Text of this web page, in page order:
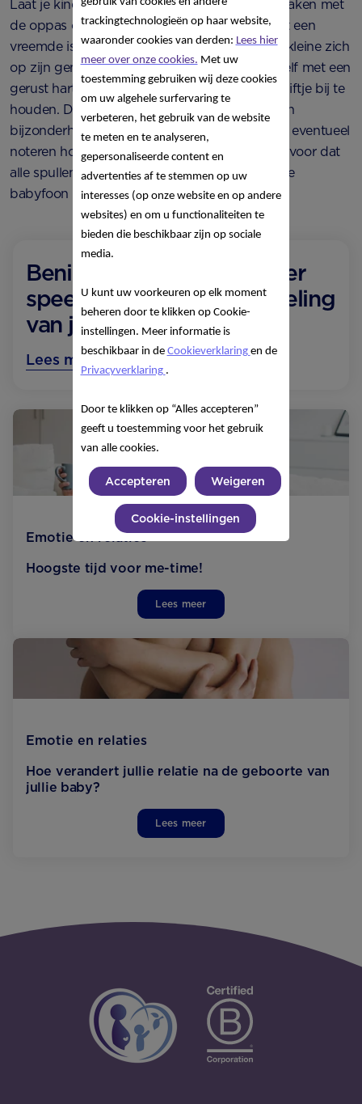
Laat je kindje van tevoren een keertje kennismaken met
de oppas om te zien of het klikt. Vooral als het een
vreemde is voor je baby’tje. Als je weet dat je kleine zich
op zijn gemak voelt bij de babysitter, kun je zelf met een
gerust hart vertrekken. Het is slim om een schriftje bij te
houden. Daarin kun je belangrijke afspraken en
bijzonderheden opschrijven. En de oppas kan eventueel
noteren hoe het oppassen is verlopen. Zorg ervoor dat
alle spullen voor de oppas klaarstaan en dat de
babyfoon goed werkt.
Benieuwd wat er nog meer
speelt tijdens de ontwikkeling
van je baby?
Lees meer over 3,5 maand
Emotie en relaties
Hoogste tijd voor me-time!
Lees meer
Emotie en relaties
Hoe verandert jullie relatie na de geboorte van
jullie baby?
Lees meer
trackingtechnologieën op haar website,
waaronder cookies van derden: Lees hier
meer over onze cookies. Met uw
toestemming gebruiken wij deze cookies
om uw algehele surfervaring te
verbeteren, het gebruik van de website
te meten en te analyseren,
gepersonaliseerde content en
advertenties af te stemmen op uw
interesses (op onze website en op andere
websites) en om u functionaliteiten te
bieden die beschikbaar zijn op sociale
media.
U kunt uw voorkeuren op elk moment
beheren door te klikken op Cookie-
instellingen. Meer informatie is
beschikbaar in de Cookieverklaring en de
Privacyverklaring .
Door te klikken op “Alles accepteren”
geeft u toestemming voor het gebruik
van alle cookies.
Accepteren Weigeren
Cookie-instellingen